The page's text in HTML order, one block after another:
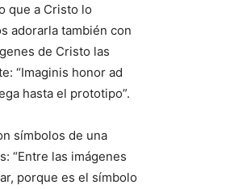
que a Cristo lo
adorarla también con
de Cristo las
“Imaginis honor ad
hasta el prototipo”.
símbolos de una
“Entre las imágenes
porque es el símbolo